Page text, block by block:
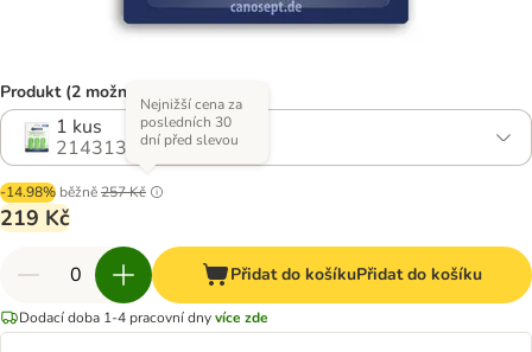
Produkt (2 možností)
1 kus
2143139.1
-14.98% běžně257 Kč
Nejnižší cena za
posledních 30
dní před slevou
219 Kč
Přidat do košíkuPřidat do košíku
Dodací doba 1-4 pracovní dnyvíce zde